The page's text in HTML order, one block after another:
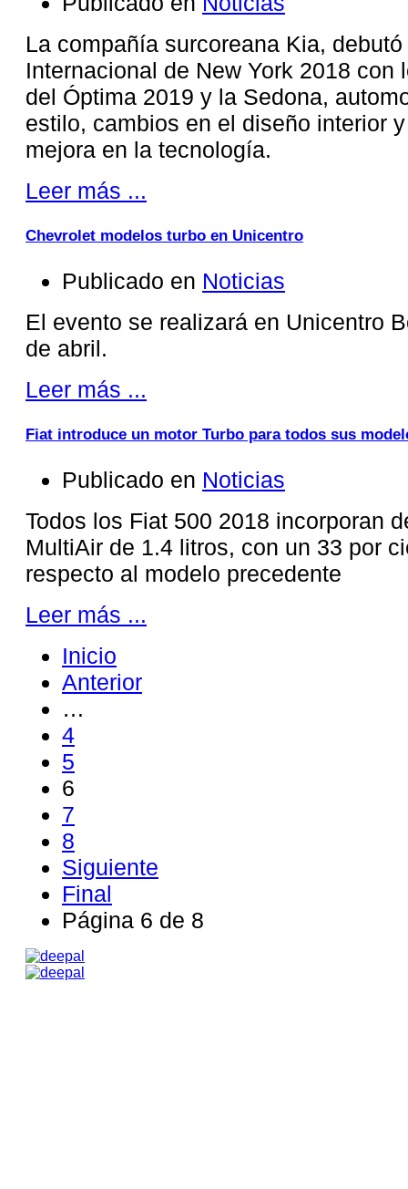
La compañía surcoreana Kia,
Internacional de New York 2018 con
del Óptima 2019 y la Sedona,
estilo, cambios en el diseño interior
mejora en la tecnología.
Leer más ...
Chevrolet modelos turbo en Unicentro
Publicado en Noticias
El evento se realizará en Unicentro
de abril.
Leer más ...
Fiat introduce un motor Turbo para todos sus
Publicado en Noticias
Todos los Fiat 500 2018 incorporan
MultiAir de 1.4 litros, con un 33 por
respecto al modelo precedente
Leer más ...
Inicio
Anterior
…
4
5
6
7
8
Siguiente
Final
Página 6 de 8